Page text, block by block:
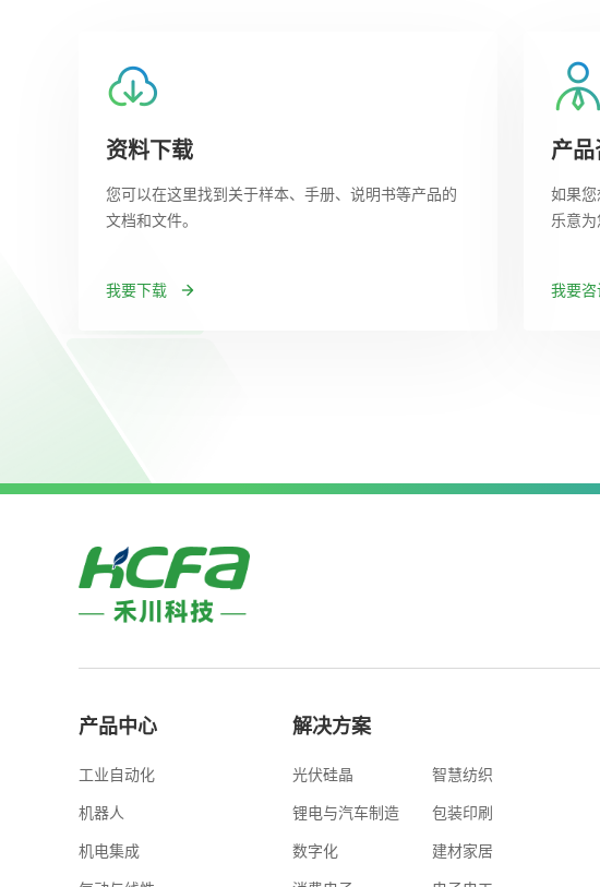
资料下载
您可以在这里找到关于样本、手册、说明书等产品的
文档和文件。
我要下载
产
如果
乐意为
我要
产品中心
工业自动化
机器人
机电集成
解决方案
光伏硅晶
锂电与汽车制造
数字化
智慧纺织
包装印刷
建材家居